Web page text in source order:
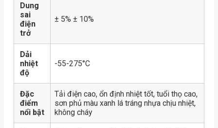
Dung
sai
điện
trở
± 5% ± 10%
Dải
nhiệt
độ
-55-275°C
Đặc
điểm
nổi bật
Tải điện cao, ổn định nhiệt tốt, tuổi thọ cao,
sơn phủ màu xanh lá tráng nhựa chịu nhiệt,
không cháy